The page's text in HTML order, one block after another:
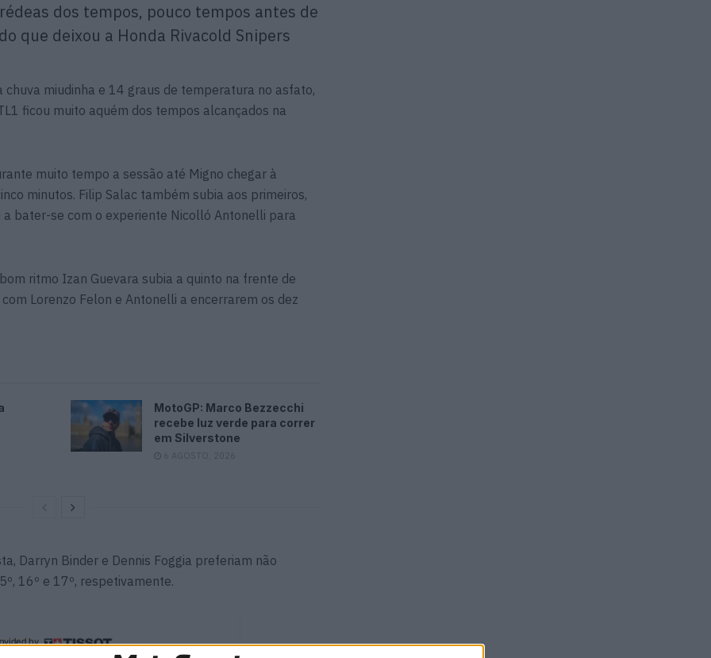
dos tempos, pouco tempos antes de
que deixou a Honda Rivacold Snipers
chuva miudinha e 14 graus de temperatura no asfato,
ficou muito aquém dos tempos alcançados na
muito tempo a sessão até Migno chegar à
minutos. Filip Salac também subia aos primeiros,
bater-se com o experiente Nicolló Antonelli para
ritmo Izan Guevara subia a quinto na frente de
Lorenzo Felon e Antonelli a encerrarem os dez
MotoGP: Marco Bezzecchi
recebe luz verde para correr
em Silverstone
6 AGOSTO, 2026
Darryn Binder e Dennis Foggia preferiam não
16º e 17º, respetivamente.